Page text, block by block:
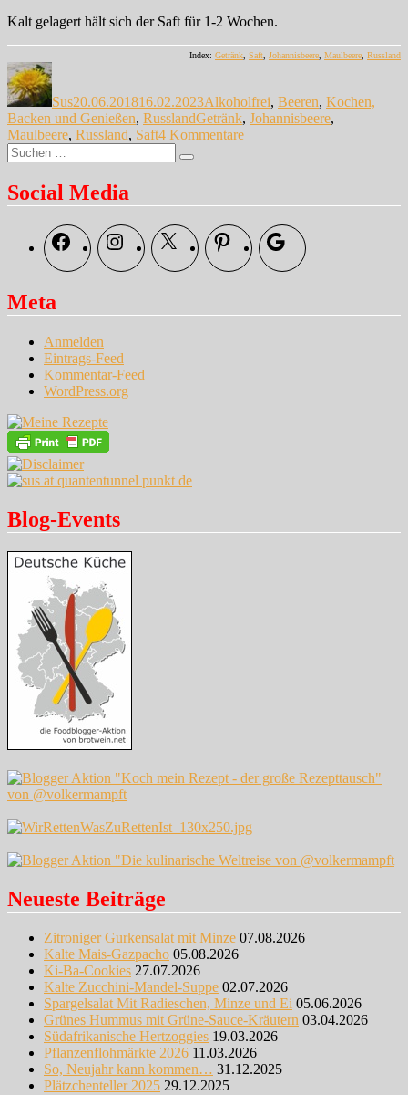
Kalt gelagert hält sich der Saft für 1-2 Wochen.
Index: Getränk Saft Johannisbeere Maulbeere Russland
Autor
Sus20.06.201816.02.2023Alkoholfrei, Beeren, Kochen,
Backen und Genießen, RusslandSchlagwörter
Getränk, Johannisbeere,
Maulbeere, Russland, Saft4 Kommentarezu
Suche
nach:
Suchen
Social Media
FacebookInstagramX Pinterest Google
Meta
Anmelden
Eintrags-Feed
Kommentar-Feed
WordPress.org
Blog-Events
Neueste Beiträge
Zitroniger Gurkensalat mit Minze 07.08.2026
Kalte Mais-Gazpacho 05.08.2026
Ki-Ba-Cookies 27.07.2026
Kalte Zucchini-Mandel-Suppe 02.07.2026
Spargelsalat Mit Radieschen, Minze und Ei 05.06.2026
Grünes Hummus mit Grüne-Sauce-Kräutern 03.04.2026
Südafrikanische Hertzoggies 19.03.2026
Pflanzenflohmärkte 2026 11.03.2026
So, Neujahr kann kommen… 31.12.2025
Plätzchenteller 2025 29.12.2025